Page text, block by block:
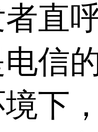
直
信
下